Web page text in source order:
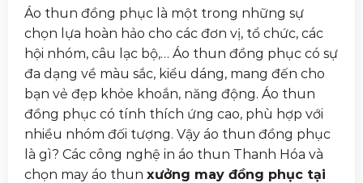
Áo thun đồng phục là một trong những sự
chọn lựa hoàn hảo cho các đơn vị, tổ chức, các
hội nhóm, câu lạc bộ,… Áo thun đồng phục có sự
đa dạng về màu sắc, kiểu dáng, mang đến cho
bạn vẻ đẹp khỏe khoắn, năng động. Áo thun
đồng phục có tính thích ứng cao, phù hợp với
nhiều nhóm đối tượng. Vậy áo thun đồng phục
là gì? Các công nghệ in áo thun Thanh Hóa và
chọn may áo thun xưởng may đồng phục tại